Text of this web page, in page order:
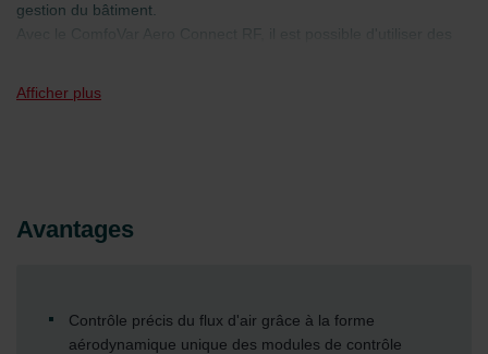
gestion du bâtiment.
l'appartement.
Afficher plus
Avantages
Contrôle précis du flux d'air grâce à la forme
aérodynamique unique des modules de contrôle